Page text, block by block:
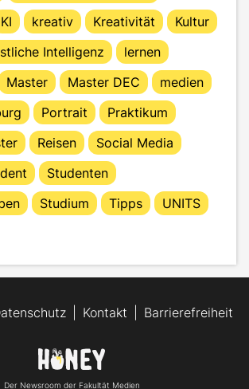
KI kreativ Kreativität
Kultur
Intelligenz
lernen
Master Master DEC
medien
Portrait
Praktikum
Reisen
Social Media
Studenten
Studium Tipps
UNITS
Der Newsroom der Fakultät Medien
Kontakt Barrierefreiheit